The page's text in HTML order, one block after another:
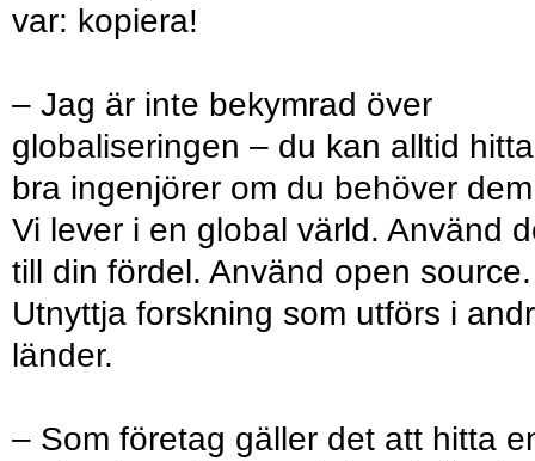
var: kopiera!
– Jag är inte bekymrad över
globaliseringen – du kan alltid hitta
bra ingenjörer om du behöver
Vi lever i en global värld. Använd
till din fördel. Använd open source.
Utnyttja forskning som utförs i
länder.
– Som företag gäller det att hitta